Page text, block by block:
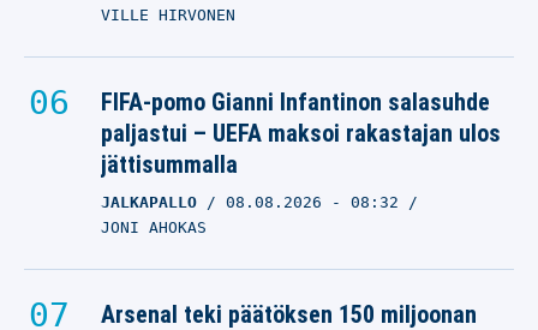
VILLE HIRVONEN
FIFA-pomo Gianni Infantinon salasuhde
paljastui – UEFA maksoi rakastajan ulos
jättisummalla
JALKAPALLO 08.08.2026 - 08:32
JONI AHOKAS
Arsenal teki päätöksen 150 miljoonan